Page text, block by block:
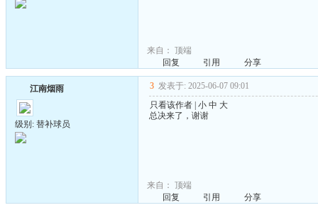
来自： 顶端
回复
引用 分享
江南烟雨
级别: 替补球员
3 发表于: 2025-06-07 09:01
只看该作者 小 中 大
总决来了，谢谢
来自： 顶端
回复
引用 分享